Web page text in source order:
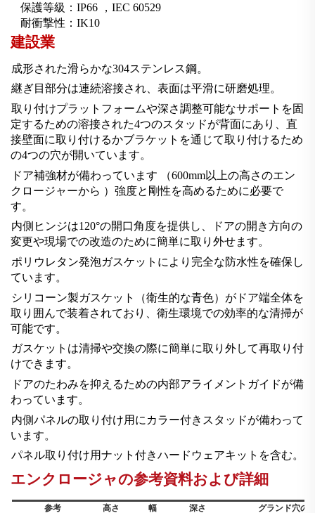
保護等級：IP66 ， IEC 60529
耐衝撃性：IK10
建設業
成形された滑らかな304ステンレス鋼。
継ぎ目部分は連続溶接され、表面は平滑に研磨処理。
取り付けプラットフォームや深さ調整可能なサポートを固
定するための溶接された4つのスタッドが背面にあり、直
接壁面に取り付けるかブラケットを通じて取り付けるため
の4つの穴が開いています。
ドア補強材が備わっています
（600mm以上の高さのエン
クロージャーから ） 強度と剛性を高めるために必要で
す。
内側ヒンジは120°の開口角度を提供し、ドアの開き方向の
変更や現場での改造のために簡単に取り外せます。
ポリウレタン発泡ガスケットにより完全な防水性を確保し
ています。
シリコーン製ガスケット（衛生的な青色）がドア端全体を
取り囲んで装着されており、衛生環境での効率的な清掃が
可能です。
ガスケットは清掃や交換の際に簡単に取り外して再取り付
けできます。
ドアのたわみを抑えるための内部アライメントガイドが備
わっています。
内側パネルの取り付け用にカラー付きスタッドが備わって
います。
パネル取り付け用ナット付きハードウェアキットを含む。
エンクロージャの参考資料および詳細
参考 高さ 幅 深さ グランド穴の